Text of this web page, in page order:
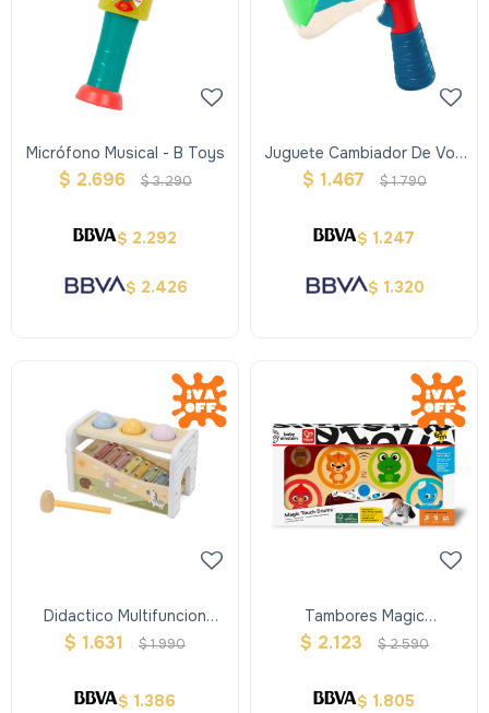
Micrófono Musical - B Toys
$ 2.696 $3.290
$ 2.292
$ 2.426
Juguete Cambiador De Voz
- B Toys
$ 1.467 $1.790
$ 1.247
$ 1.320
Didactico Multifuncion
Xilofon Y Pelotas Para
$ 1.631 $1.990
$ 1.386
Tambores Magic
Touch/hape Baby Einstein
$ 2.123 $2.590
$ 1.805